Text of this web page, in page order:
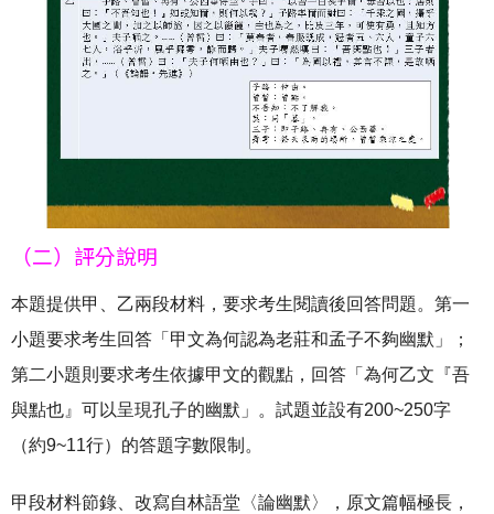
（二）評分說明
本題提供甲、乙兩段材料，要求考生閱讀後回答問題。第一
小題要求考生回答「甲文為何認為老莊和孟子不夠幽默」；
第二小題則要求考生依據甲文的觀點，回答「為何乙文『吾
與點也』可以呈現孔子的幽默」。試題並設有200~250字
（約9~11行）的答題字數限制。
甲段材料節錄、改寫自林語堂〈論幽默〉，原文篇幅極長，